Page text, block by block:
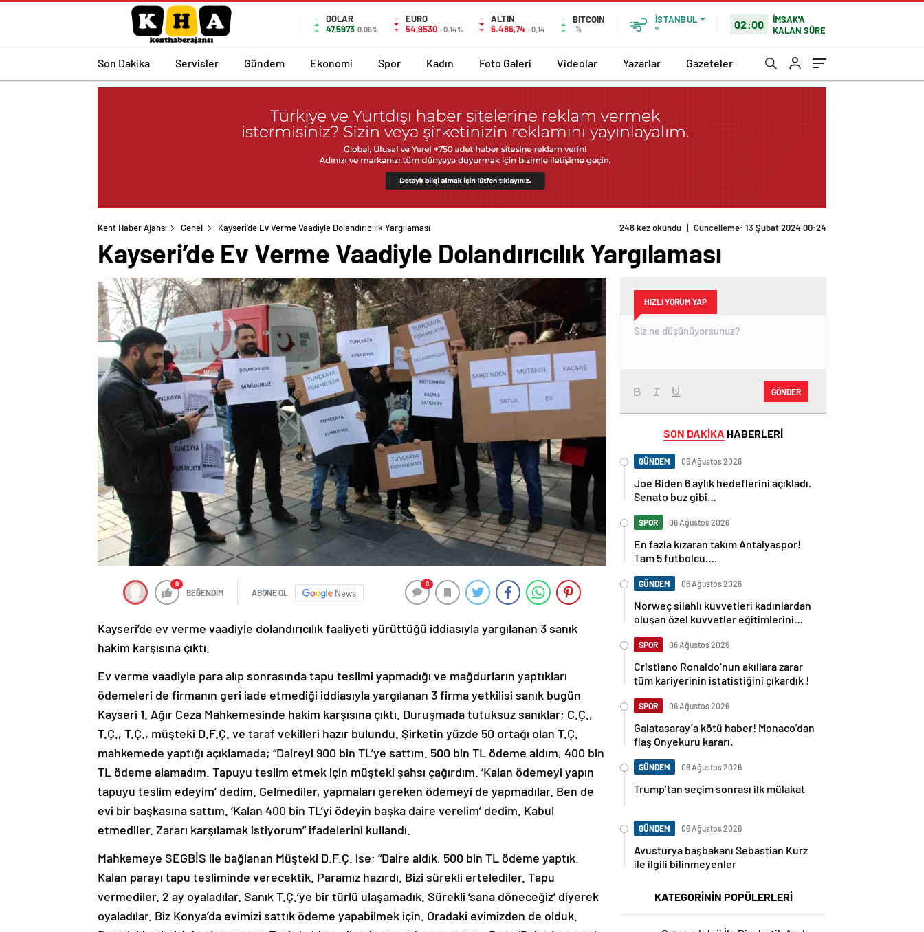
DOLAR
47,5973 0.06%
EURO
54,9530 -0.14%
ALTIN
6.486,74 -0,14
BITCOIN
%
İSTANBUL
°
02:00
İMSAK'A
KALAN SÜRE
Son Dakika Servisler Gündem Ekonomi Spor Kadın Foto Galeri Videolar Yazarlar Gazeteler
Kent Haber Ajansı Genel Kayseri’de Ev Verme Vaadiyle Dolandırıcılık Yargılaması 248 kez okundu | Güncelleme: 13 Şubat 2024 00:24
Kayseri’de Ev Verme Vaadiyle Dolandırıcılık Yargılaması
0
BEĞENDİM ABONE OL News
0
Kayseri’de ev verme vaadiyle dolandırıcılık faaliyeti yürüttüğü iddiasıyla yargılanan 3 sanık
hakim karşısına çıktı.
Ev verme vaadiyle para alıp sonrasında tapu teslimi yapmadığı ve mağdurların yaptıkları
ödemeleri de firmanın geri iade etmediği iddiasıyla yargılanan 3 firma yetkilisi sanık bugün
Kayseri 1. Ağır Ceza Mahkemesinde hakim karşısına çıktı. Duruşmada tutuksuz sanıklar; C.Ç.,
T.Ç., T.Ç., müşteki D.F.Ç. ve taraf vekilleri hazır bulundu. Şirketin yüzde 50 ortağı olan T.Ç.
mahkemede yaptığı açıklamada; “Daireyi 900 bin TL’ye sattım. 500 bin TL ödeme aldım, 400 bin
TL ödeme alamadım. Tapuyu teslim etmek için müşteki şahsı çağırdım. ‘Kalan ödemeyi yapın
tapuyu teslim edeyim’ dedim. Gelmediler, yapmaları gereken ödemeyi de yapmadılar. Ben de
evi bir başkasına sattım. ‘Kalan 400 bin TL’yi ödeyin başka daire verelim’ dedim. Kabul
etmediler. Zararı karşılamak istiyorum” ifadelerini kullandı.
Mahkemeye SEGBİS ile bağlanan Müşteki D.F.Ç. ise; “Daire aldık, 500 bin TL ödeme yaptık.
Kalan parayı tapu tesliminde verecektik. Paramız hazırdı. Bizi sürekli ertelediler. Tapu
vermediler. 2 ay oyaladılar. Sanık T.Ç.’ye bir türlü ulaşamadık. Sürekli ‘sana döneceğiz’ diyerek
oyaladılar. Biz Konya’da evimizi sattık ödeme yapabilmek için. Oradaki evimizden de olduk.
HIZLI YORUM YAP
GÖNDER
SON DAKİKA HABERLERİ
GÜNDEM 06 Ağustos 2026
Joe Biden 6 aylık hedeflerini açıkladı.
Senato buz gibi…
SPOR 06 Ağustos 2026
En fazla kızaran takım Antalyaspor!
Tam 5 futbolcu….
GÜNDEM 06 Ağustos 2026
Norweç silahlı kuvvetleri kadınlardan
oluşan özel kuvvetler eğitimlerini
SPOR 06 Ağustos 2026
Cristiano Ronaldo’nun akıllara zarar
tüm kariyerinin istatistiğini çıkardık !
SPOR 06 Ağustos 2026
Galatasaray’a kötü haber! Monaco’dan
flaş Onyekuru kararı.
GÜNDEM 06 Ağustos 2026
Trump’tan seçim sonrası ilk mülakat
GÜNDEM 06 Ağustos 2026
Avusturya başbakanı Sebastian Kurz
ile ilgili bilinmeyenler
KATEGORİNİN POPÜLERLERİ